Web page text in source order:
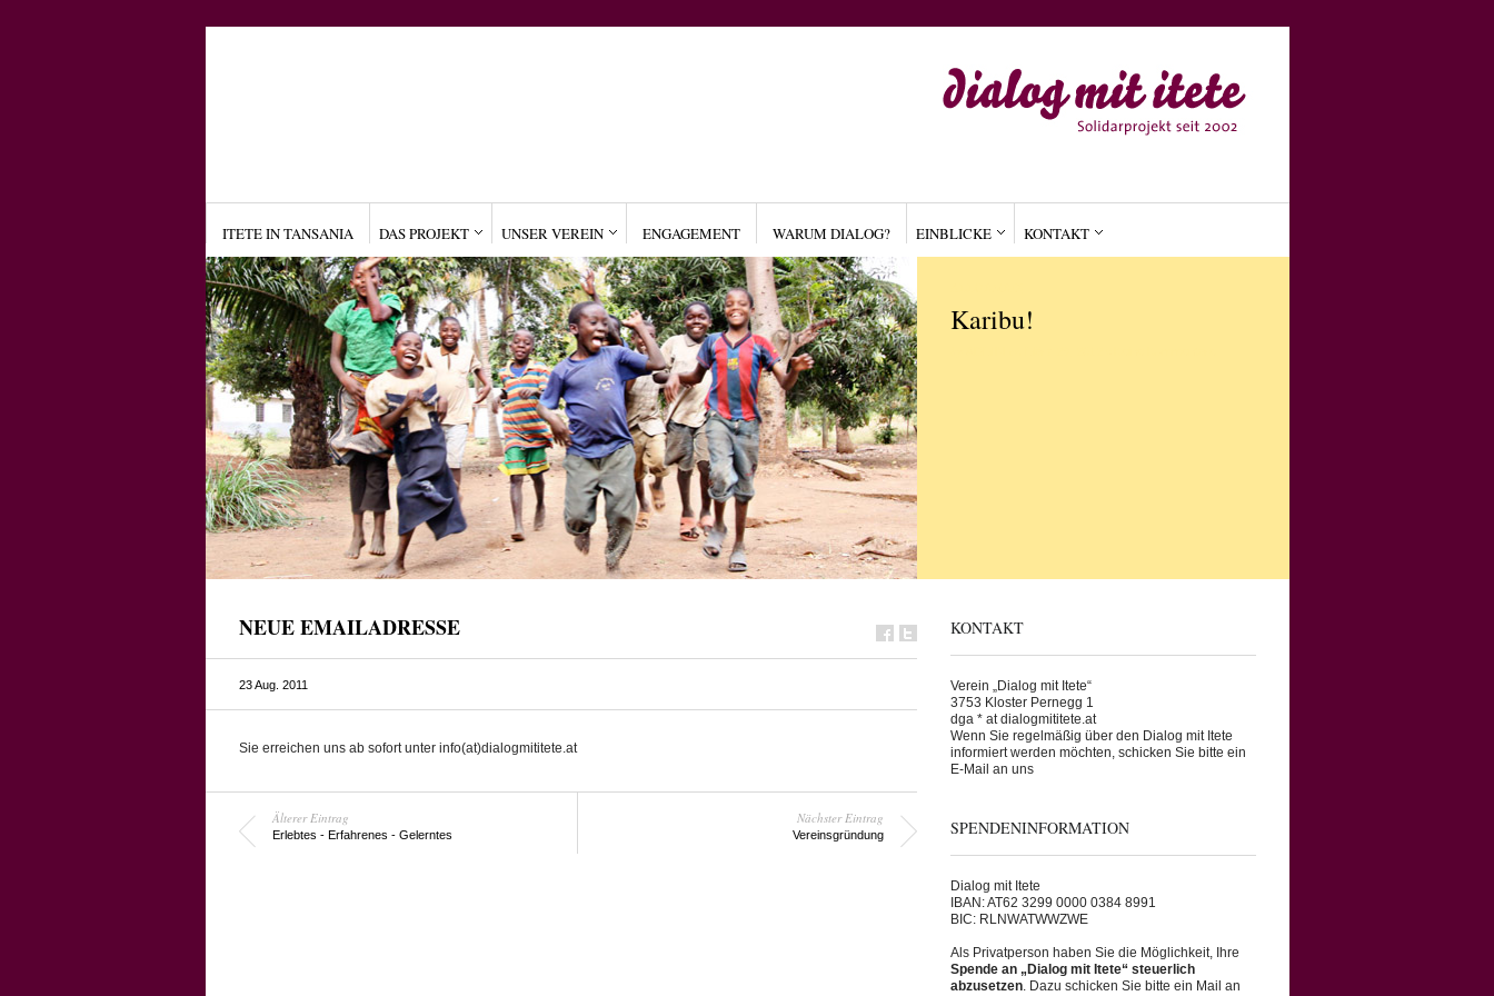
ITETE IN TANSANIA DAS PROJEKT UNSER VEREIN ENGAGEMENT WARUM DIALOG? EINBLICKE KONTAKT
Karibu!
NEUE EMAILADRESSE
23 Aug. 2011
Sie erreichen uns ab sofort unter info(at)dialogmititete.at
Älterer Eintrag
Erlebtes - Erfahrenes - Gelerntes
Nächster Eintrag
Vereinsgründung
KONTAKT
Verein „Dialog mit Itete“
3753 Kloster Pernegg 1
dga * at dialogmititete.at
Wenn Sie regelmäßig über den Dialog mit Itete
informiert werden möchten, schicken Sie bitte ein
E-Mail an uns
SPENDENINFORMATION
Dialog mit Itete
IBAN: AT62 3299 0000 0384 8991
BIC: RLNWATWWZWE
Als Privatperson haben Sie die Möglichkeit, Ihre
Spende an „Dialog mit Itete“ steuerlich
abzusetzen. Dazu schicken Sie bitte ein Mail an